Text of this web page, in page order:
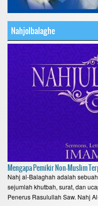
Nahjolbalaghe
Mengapa Pemikir Non-Muslim
Nahj al-Balaghah adalah
sejumlah khutbah, surat, dan
Penerus Rasulullah Saw. Nahj